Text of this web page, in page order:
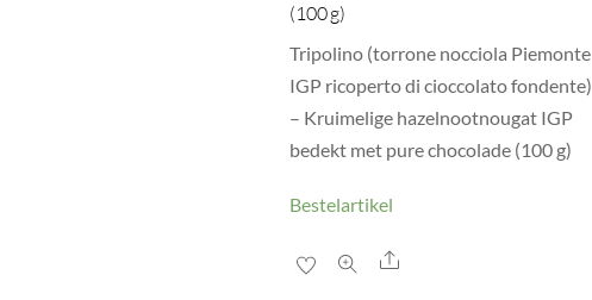
(100 g)
Tripolino (torrone nocciola Piemonte
IGP ricoperto di cioccolato fondente)
– Kruimelige hazelnootnougat IGP
bedekt met pure chocolade (100 g)
Bestelartikel
Share